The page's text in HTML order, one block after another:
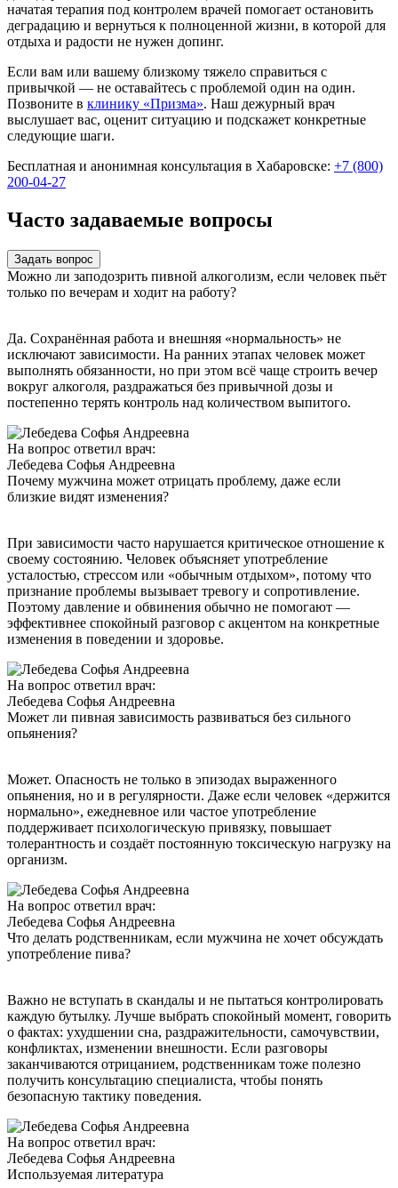
начатая терапия под контролем врачей помогает остановить
деградацию и вернуться к полноценной жизни, в которой для
отдыха и радости не нужен допинг.
Если вам или вашему близкому тяжело справиться с
привычкой — не оставайтесь с проблемой один на один.
Позвоните в клинику «Призма». Наш дежурный врач
выслушает вас, оценит ситуацию и подскажет конкретные
следующие шаги.
Бесплатная и анонимная консультация в Хабаровске: +7 (800)
200-04-27
Часто задаваемые вопросы
Задать вопрос
Можно ли заподозрить пивной алкоголизм, если человек пьёт
только по вечерам и ходит на работу?
Да. Сохранённая работа и внешняя «нормальность» не
исключают зависимости. На ранних этапах человек может
выполнять обязанности, но при этом всё чаще строить вечер
вокруг алкоголя, раздражаться без привычной дозы и
постепенно терять контроль над количеством выпитого.
На вопрос ответил врач:
Лебедева Софья Андреевна
Почему мужчина может отрицать проблему, даже если
близкие видят изменения?
При зависимости часто нарушается критическое отношение к
своему состоянию. Человек объясняет употребление
усталостью, стрессом или «обычным отдыхом», потому что
признание проблемы вызывает тревогу и сопротивление.
Поэтому давление и обвинения обычно не помогают —
эффективнее спокойный разговор с акцентом на конкретные
изменения в поведении и здоровье.
На вопрос ответил врач:
Лебедева Софья Андреевна
Может ли пивная зависимость развиваться без сильного
опьянения?
Может. Опасность не только в эпизодах выраженного
опьянения, но и в регулярности. Даже если человек «держится
нормально», ежедневное или частое употребление
поддерживает психологическую привязку, повышает
толерантность и создаёт постоянную токсическую нагрузку на
организм.
На вопрос ответил врач:
Лебедева Софья Андреевна
Что делать родственникам, если мужчина не хочет обсуждать
употребление пива?
Важно не вступать в скандалы и не пытаться контролировать
каждую бутылку. Лучше выбрать спокойный момент, говорить
о фактах: ухудшении сна, раздражительности, самочувствии,
конфликтах, изменении внешности. Если разговоры
заканчиваются отрицанием, родственникам тоже полезно
получить консультацию специалиста, чтобы понять
безопасную тактику поведения.
На вопрос ответил врач:
Лебедева Софья Андреевна
Используемая литература